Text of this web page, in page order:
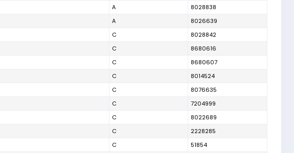
A
8028838
A
8026639
C
8028842
C
8680616
C
8680607
C
8014524
C
8076635
C
7204999
C
8022689
C
2228285
C 51854